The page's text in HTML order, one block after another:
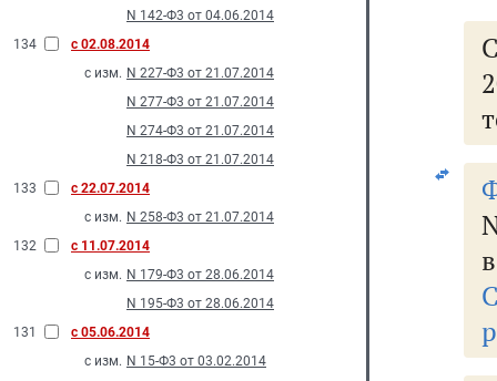
N 142-Ф3 от 04.06.2014
134
с 02.08.2014
с изм. N 227-Ф3 от 21.07.2014
N 277-Ф3 от 21.07.2014
N 274-Ф3 от 21.07.2014
N 218-Ф3 от 21.07.2014
133
с 22.07.2014
с изм. N 258-Ф3 от 21.07.2014
132
с 11.07.2014
с изм. N 179-Ф3 от 28.06.2014
N 195-Ф3 от 28.06.2014
131
с 05.06.2014
с изм. N 15-Ф3 от 03.02.2014